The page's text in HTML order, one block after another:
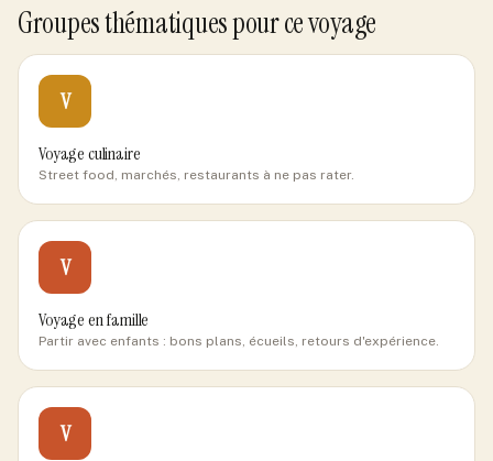
Groupes thématiques pour ce voyage
V
Voyage culinaire
Street food, marchés, restaurants à ne pas rater.
V
Voyage en famille
Partir avec enfants : bons plans, écueils, retours d'expérience.
V